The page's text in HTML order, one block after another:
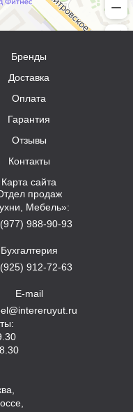
Бренды
Доставка
Оплата
Гарантия
Отзывы
Контакты
Карта сайта
продаж
Мебель»:
988-90-93
Бухгалтерия
912-72-63
E-mail